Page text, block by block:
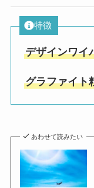
特徴
デザインワイ
グラファイト
あわせて読みたい